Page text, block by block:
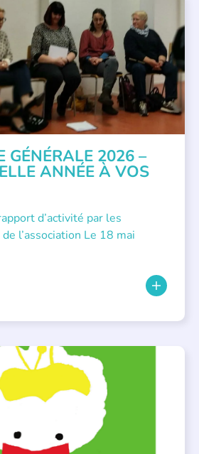
DE L'ASSOCIATION
GÉNÉRALE 2026 –
ANNÉE À VOS
d’activité par les
l’association Le 18 mai
, LECTURE INDIVIDUALISÉE